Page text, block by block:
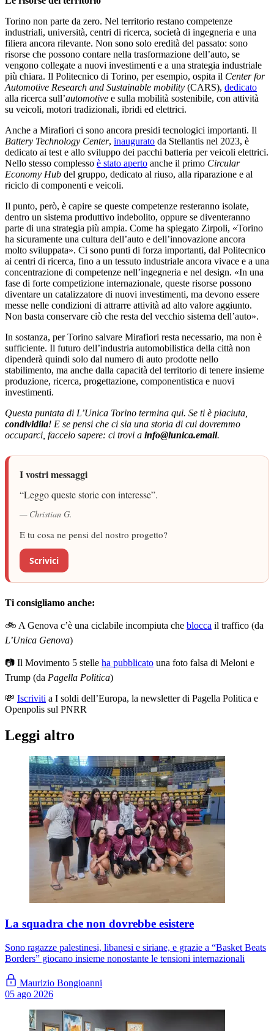
Torino non parte da zero. Nel territorio restano competenze
industriali, università, centri di ricerca, società di ingegneria e una
filiera ancora rilevante. Non sono solo eredità del passato: sono
risorse che possono contare nella trasformazione dell’auto, se
vengono collegate a nuovi investimenti e a una strategia industriale
più chiara. Il Politecnico di Torino, per esempio, ospita il Center for
Automotive Research and Sustainable mobility (CARS), dedicato
alla ricerca sull’automotive e sulla mobilità sostenibile, con attività
su veicoli, motori tradizionali, ibridi ed elettrici.
Anche a Mirafiori ci sono ancora presidi tecnologici importanti. Il
Battery Technology Center, inaugurato da Stellantis nel 2023, è
dedicato ai test e allo sviluppo dei pacchi batteria per veicoli elettrici.
Nello stesso complesso è stato aperto anche il primo Circular
Economy Hub del gruppo, dedicato al riuso, alla riparazione e al
riciclo di componenti e veicoli.
Il punto, però, è capire se queste competenze resteranno isolate,
dentro un sistema produttivo indebolito, oppure se diventeranno
parte di una strategia più ampia. Come ha spiegato Zirpoli, «Torino
ha sicuramente una cultura dell’auto e dell’innovazione ancora
molto sviluppata». Ci sono punti di forza importanti, dal Politecnico
ai centri di ricerca, fino a un tessuto industriale ancora vivace e a una
concentrazione di competenze nell’ingegneria e nel design. «In una
fase di forte competizione internazionale, queste risorse possono
diventare un catalizzatore di nuovi investimenti, ma devono essere
messe nelle condizioni di attrarre attività ad alto valore aggiunto.
Non basta conservare ciò che resta del vecchio sistema dell’auto».
In sostanza, per Torino salvare Mirafiori resta necessario, ma non è
sufficiente. Il futuro dell’industria automobilistica della città non
dipenderà quindi solo dal numero di auto prodotte nello
stabilimento, ma anche dalla capacità del territorio di tenere insieme
produzione, ricerca, progettazione, componentistica e nuovi
investimenti.
Questa puntata di L’Unica Torino termina qui. Se ti è piaciuta,
condividila! E se pensi che ci sia una storia di cui dovremmo
occuparci, faccelo sapere: ci trovi a info@lunica.email.
I vostri messaggi
“Leggo queste storie con interesse”.
— Christian G.
E tu cosa ne pensi del nostro progetto?
Scrivici
Ti consigliamo anche:
🚲 A Genova c’è una ciclabile incompiuta che blocca il traffico (da
L’Unica Genova)
📷 Il Movimento 5 stelle ha pubblicato una foto falsa di Meloni e
Trump (da Pagella Politica)
💸 Iscriviti a I soldi dell’Europa, la newsletter di Pagella Politica e
Openpolis sul PNRR
Leggi altro
La squadra che non dovrebbe esistere
Sono ragazze palestinesi, libanesi e siriane, e grazie a “Basket Beats
Borders” giocano insieme nonostante le tensioni internazionali
Maurizio Bongioanni
05 ago 2026